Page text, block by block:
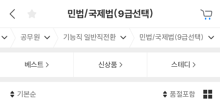
민법/국제법(9급선택)
공무원 기능직 일반직전환 민법/국제법(9급선택)
베스트 신상품 스테디
기본순 품절포함